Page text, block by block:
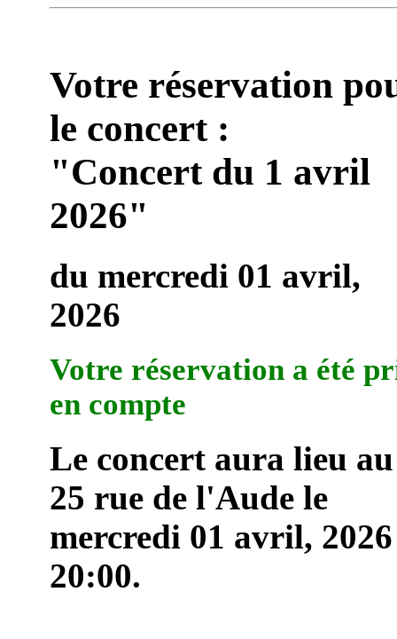
Votre réservation
le concert :
"Concert du 1 avril
2026"
du mercredi 01 avril,
2026
Votre réservation a été
en compte
Le concert aura lieu au
25 rue de l'Aude le
mercredi 01 avril,
20:00.